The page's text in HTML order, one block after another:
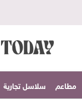
مطاعم سلاسل تجارية